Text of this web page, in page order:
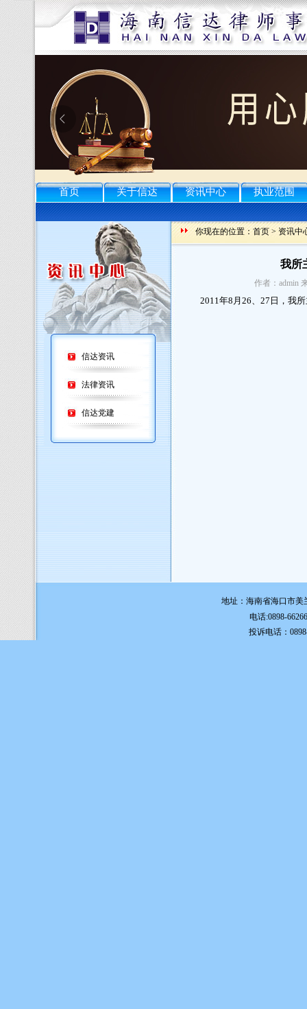
首页 关于信达 资讯中心 执业范围
信达资讯
法律资讯
信达党建
你现在的位置：首页>资讯中
我所
作者：admin
2011年8月26、27日，我
地址：海南省海口市美
电话:0898-
投诉电话：